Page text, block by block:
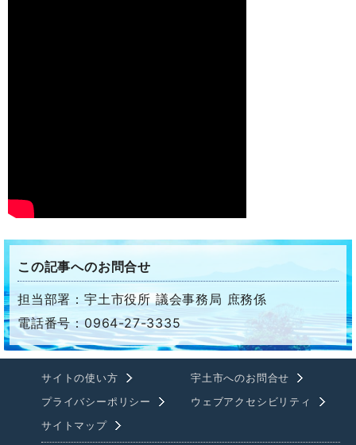
この記事へのお問合せ
担当部署：宇土市役所 議会事務局 庶務係
電話番号：0964-27-3335
サイトの使い方
宇土市へのお問合せ
プライバシーポリシー
ウェブアクセシビリティ
サイトマップ